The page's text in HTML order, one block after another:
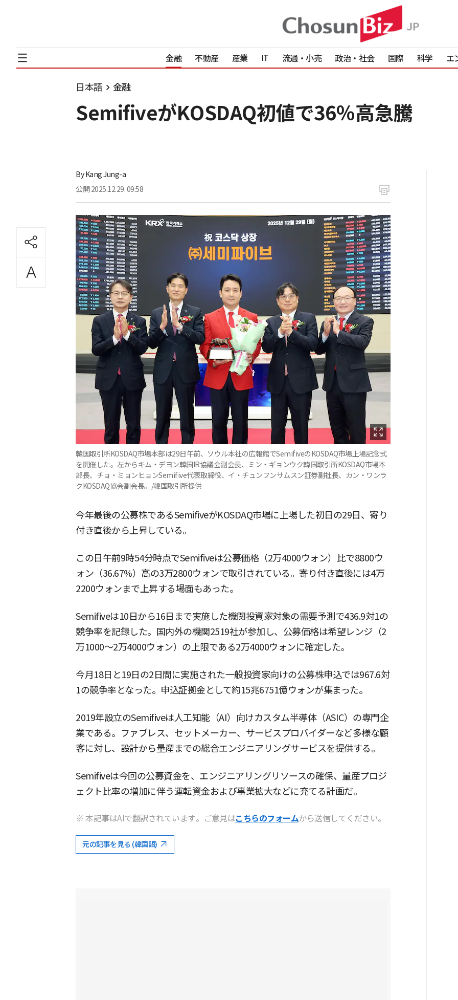
金融 不動産 産業 IT 流通・小売 政治・社会 国際 科学 エ
日本語 金融
SemifiveがKOSDAQ初値で36％高急騰
ByKang Jung-a
公開 2025.12.29. 09:58
韓国取引所KOSDAQ市場本部は29日午前、ソウル本社の広報館でSemifiveのKOSDAQ市場上場記念式
を開催した。左からキム・デヨン韓国IR協議会副会長、ミン・ギョンウク韓国取引所KOSDAQ市場本
部長、チョ・ミョンヒョンSemifive代表取締役、イ・チュンフンサムスン証券副社長、カン・ワンラ
クKOSDAQ協会副会長。/韓国取引所提供
今年最後の公募株であるSemifiveがKOSDAQ市場に上場した初日の29日、寄り
付き直後から上昇している。
この日午前9時54分時点でSemifiveは公募価格（2万4000ウォン）比で8800ウ
ォン（36.67%）高の3万2800ウォンで取引されている。寄り付き直後には4万
2200ウォンまで上昇する場面もあった。
Semifiveは10日から16日まで実施した機関投資家対象の需要予測で436.9対1の
競争率を記録した。国内外の機関2519社が参加し、公募価格は希望レンジ（2
万1000〜2万4000ウォン）の上限である2万4000ウォンに確定した。
今月18日と19日の2日間に実施された一般投資家向けの公募株申込では967.6対
1の競争率となった。申込証拠金として約15兆6751億ウォンが集まった。
2019年設立のSemifiveは人工知能（AI）向けカスタム半導体（ASIC）の専門企
業である。ファブレス、セットメーカー、サービスプロバイダーなど多様な顧
客に対し、設計から量産までの総合エンジニアリングサービスを提供する。
Semifiveは今回の公募資金を、エンジニアリングリソースの確保、量産プロジ
ェクト比率の増加に伴う運転資金および事業拡大などに充てる計画だ。
※ 本記事はAIで翻訳されています。ご意見はこちらのフォームから送信してください。
元の記事を見る (韓国語)